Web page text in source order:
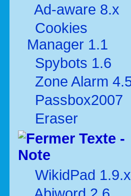
Ad-aware 8.x
Cookies
Manager 1.1
Spybots 1.6
Zone Alarm
Passbox2007
Eraser
Texte -
Note
WikidPad 1.9.x